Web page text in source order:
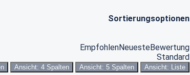
Sortierungsoptionen
EmpfohlenNeuesteBewertung
Standard
Ansicht: 4 Spalten Ansicht: 5 Spalten Ansicht: Liste